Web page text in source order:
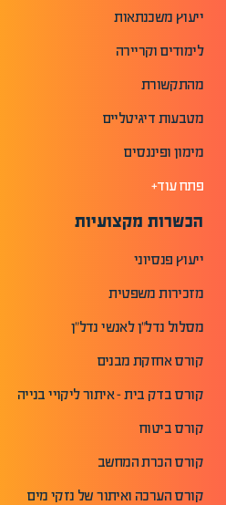
ייעוץ משכנתאות
לימודים וקריירה
מהתקשורת
מטבעות דיגיטליים
מימון ופיננסים
פתח עוד+
הכשרות מקצועיות
ייעוץ פנסיוני
מזכירות משפטית
מסלול נדל"ן לאנשי נדל"ן
קורס אחזקת מבנים
קורס בדק בית - איתור ליקויי בנייה
קורס ביטוח
קורס הכרת המחשב
קורס הערכה ואיתור של נזקי מים